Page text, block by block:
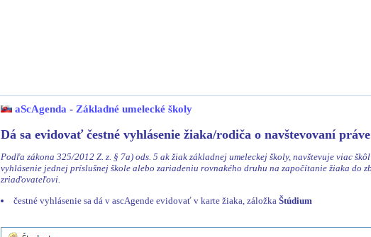
aScAgenda - Základné umelecké školy
Dá sa evidovať čestné vyhlásenie žiaka/rodiča o navštevovaní
Podľa zákona 325/2012 Z. z. § 7a) ods. 5 ak žiak základnej umeleckej školy, navštevuje viac
vyhlásenie jednej príslušnej škole alebo zariadeniu rovnakého druhu na započítanie žiaka do
zriaďovateľovi.
čestné vyhlásenie sa dá v ascAgende evidovať v karte žiaka, záložkaŠtúdium